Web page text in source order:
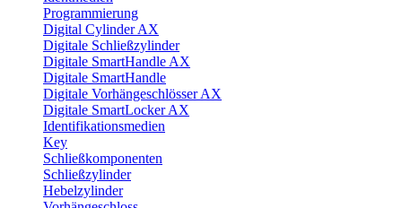
Programmierung
Digital Cylinder AX
Digitale Schließzylinder
Digitale SmartHandle AX
Digitale SmartHandle
Digitale Vorhängeschlösser AX
Digitale SmartLocker AX
Identifikationsmedien
Key
Schließkomponenten
Schließzylinder
Hebelzylinder